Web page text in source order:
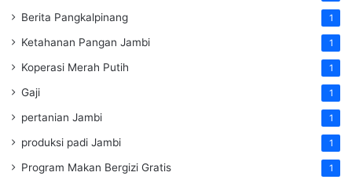
Berita Pangkalpinang 1
Ketahanan Pangan Jambi 1
Koperasi Merah Putih 1
Gaji 1
pertanian Jambi 1
produksi padi Jambi 1
Program Makan Bergizi Gratis 1